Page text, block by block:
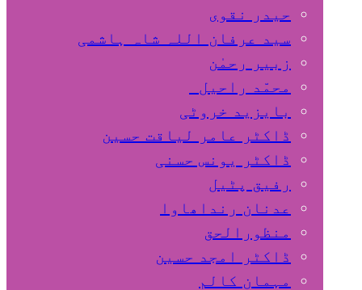
حیدر نقوی
سید عرفان اللہ شاہ ہاشمی
زبیر رحمٰن
محمّد راحیل
بایزید خروٹی
ڈاکٹر عامر لیاقت حسین
ڈاکٹر یونس حسنی
رفیق پٹیل
عدنان رنداھاوا
منظورالحق
ڈاکٹر امجد حسین
مہمان کالم